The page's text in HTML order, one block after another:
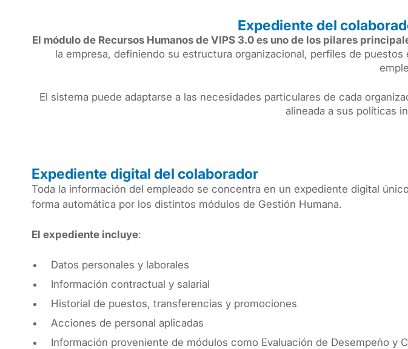
Expediente del
El módulo de Recursos Humanos de VIPS 3.0 es uno de los pilares
la empresa, definiendo su estructura organizacional, perfiles de
El sistema puede adaptarse a las necesidades particulares de cada
alineada a sus políticas
Expediente digital del colaborador
Toda la información del empleado se concentra en un expediente digital
forma automática por los distintos módulos de Gestión Humana.
El expediente incluye:
Datos personales y laborales
Información contractual y salarial
Historial de puestos, transferencias y promociones
Acciones de personal aplicadas
Información proveniente de módulos como Evaluación de Desempeño y